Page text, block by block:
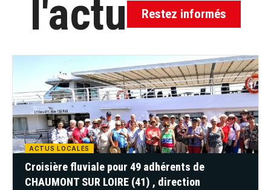
l'actu Restez informés
ACTUS LOCALES
Croisière fluviale pour 49 adhérents de
CHAUMONT SUR LOIRE (41) , direction